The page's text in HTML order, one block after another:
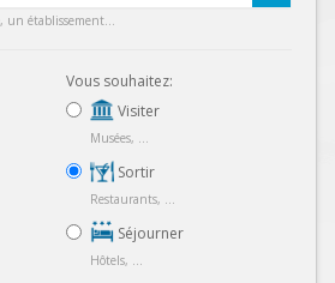
un établissement...
Vous souhaitez:
Visiter
Musées, ...
Sortir
Restaurants, ...
Séjourner
Hôtels, ...